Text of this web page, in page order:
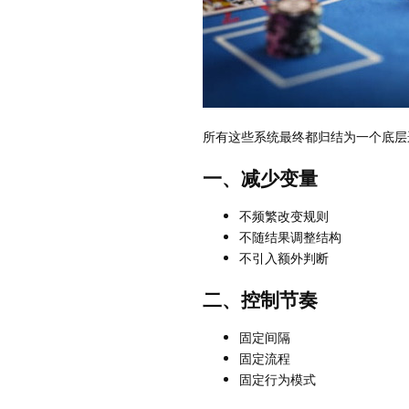
所有这些系统最终都归结为一个底
一、减少变量
不频繁改变规则
不随结果调整结构
不引入额外判断
二、控制节奏
固定间隔
固定流程
固定行为模式